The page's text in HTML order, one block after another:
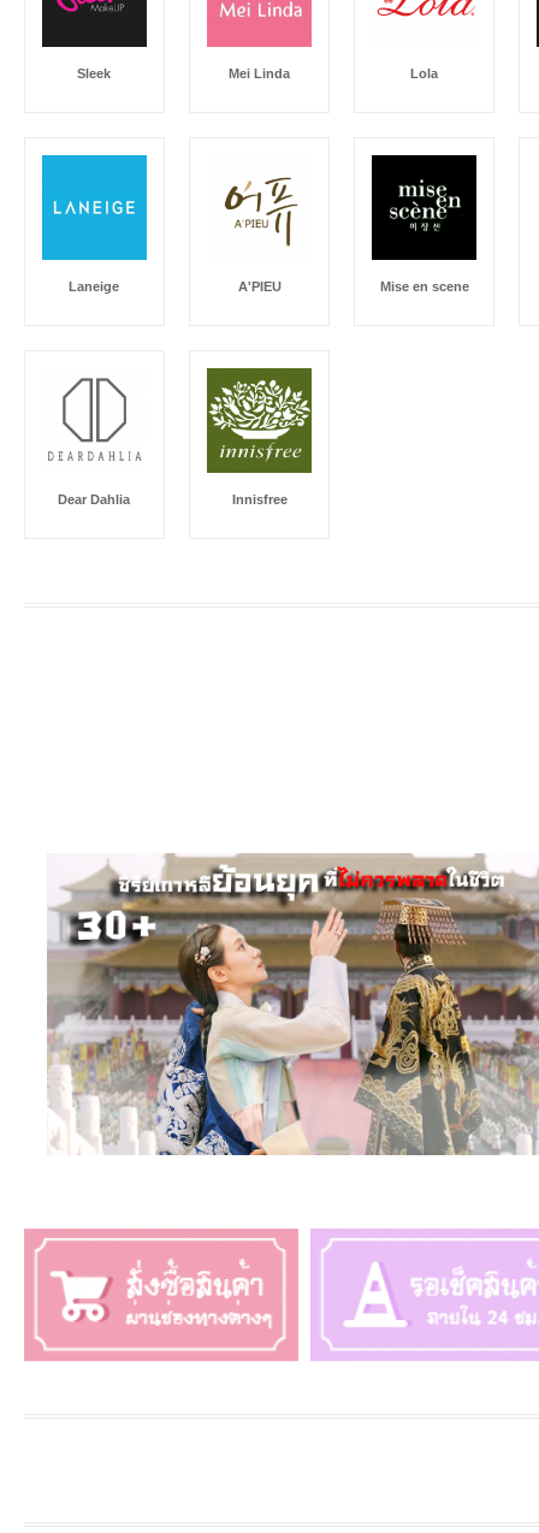
Sleek Mei Linda Lola
Laneige A'PIEU Mise en scene
Dear Dahlia Innisfree